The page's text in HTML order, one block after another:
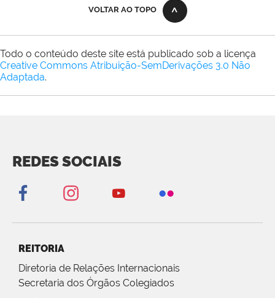
VOLTAR AO TOPO
Todo o conteúdo deste site está publicado sob a licença
Creative Commons Atribuição-SemDerivações 3.0 Não
Adaptada.
REDES SOCIAIS
REITORIA
Diretoria de Relações Internacionais
Secretaria dos Órgãos Colegiados